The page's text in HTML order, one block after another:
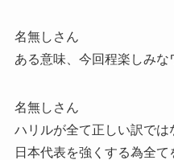
名無しさん
ある意味、今回程楽しみ
名無しさん
ハリルが全て正しい訳で
日本代表を強くする為全て